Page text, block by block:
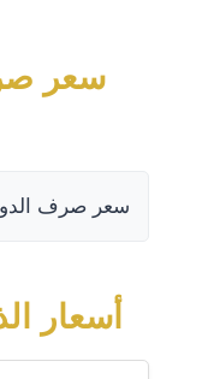
سعر
سعر صرف الدولار
أسعار